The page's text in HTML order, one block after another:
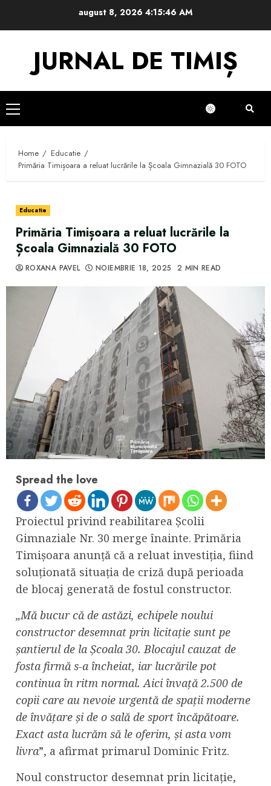
august 8, 2026 4:15:46 AM
JURNAL DE TIMIȘ
Primary
Menu
Home
Educatie
Primăria Timișoara a reluat lucrările la Școala Gimnazială 30 FOTO
Educatie
Primăria Timișoara a reluat lucrările la
Școala Gimnazială 30 FOTO
ROXANA PAVEL NOIEMBRIE 18, 2025 2 MIN READ
Spread the love
Proiectul privind reabilitarea Școlii
Gimnaziale Nr. 30 merge înainte. Primăria
Timișoara anunță că a reluat investiția, fiind
soluționată situația de criză după perioada
de blocaj generată de fostul constructor.
„Mă bucur că de astăzi, echipele noului
constructor desemnat prin licitație sunt pe
șantierul de la Școala 30. Blocajul cauzat de
fosta firmă s-a încheiat, iar lucrările pot
continua în ritm normal. Aici învață 2.500 de
copii care au nevoie urgentă de spații moderne
de învățare și de o sală de sport încăpătoare.
Exact asta lucrăm să le oferim, și asta vom
livra”, a afirmat primarul Dominic Fritz.
Noul constructor desemnat prin licitație,